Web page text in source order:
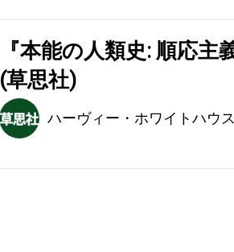
『本能の人類史: 順応
(草思社)
ハーヴィー・ホワイトハウ